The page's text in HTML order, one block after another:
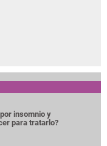
insomnio y
para tratarlo?